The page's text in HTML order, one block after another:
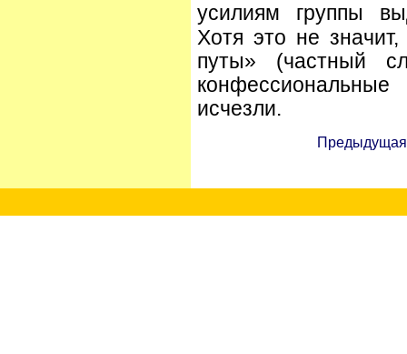
усилиям группы
Хотя это не значит,
путы» (частный
исчезли.
Предыдущая